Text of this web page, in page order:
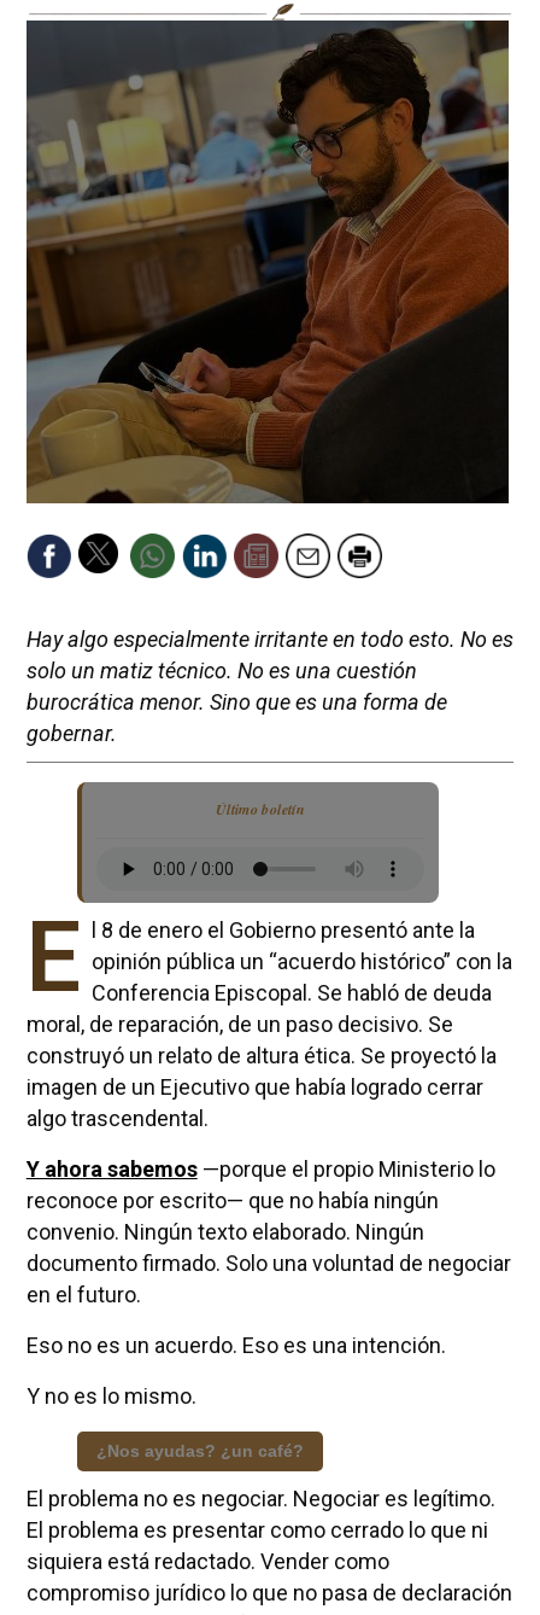
Hay algo especialmente irritante en todo esto. No es
solo un matiz técnico. No es una cuestión
burocrática menor. Sino que es una forma de
gobernar.
Último boletín
E l 8 de enero el Gobierno presentó ante la
opinión pública un “acuerdo histórico” con la
Conferencia Episcopal. Se habló de deuda
moral, de reparación, de un paso decisivo. Se
construyó un relato de altura ética. Se proyectó la
imagen de un Ejecutivo que había logrado cerrar
algo trascendental.
Y ahora sabemos—porque el propio Ministerio lo
reconoce por escrito— que no había ningún
convenio. Ningún texto elaborado. Ningún
documento firmado. Solo una voluntad de negociar
en el futuro.
Eso no es un acuerdo. Eso es una intención.
Y no es lo mismo.
¿Nos ayudas? ¿un café?
El problema no es negociar. Negociar es legítimo.
El problema es presentar como cerrado lo que ni
siquiera está redactado. Vender como
compromiso jurídico lo que no pasa de declaración